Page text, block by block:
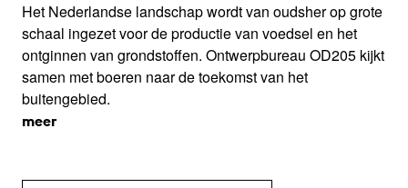
Het Nederlandse landschap wordt van oudsher op grote
schaal ingezet voor de productie van voedsel en het
ontginnen van grondstoffen. Ontwerpbureau OD205 kijkt
samen met boeren naar de toekomst van het
buitengebied.
meer